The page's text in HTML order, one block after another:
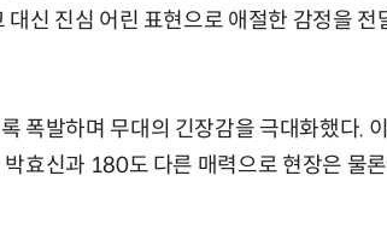
신 진심 어린 표현으로 애절한 감정을 전
폭발하며 무대의 긴장감을 극대화했다.
효신과 180도 다른 매력으로 현장은 물